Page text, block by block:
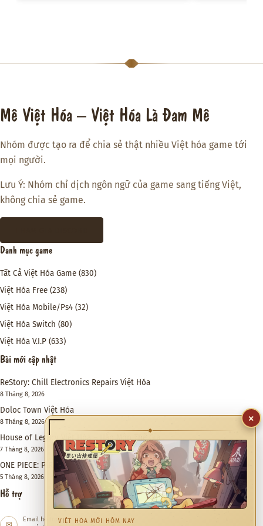
Mê Việt Hóa – Việt Hóa Là Đam Mê
Nhóm được tạo ra để chia sẻ thật nhiều Việt hóa game tới
mọi người.
Lưu Ý: Nhóm chỉ dịch ngôn ngữ của game sang tiếng Việt,
không chia sẻ game.
Danh mục game
Tất Cả Việt Hóa Game (830)
Việt Hóa Free (238)
Việt Hóa Mobile/Ps4 (32)
Việt Hóa Switch (80)
Việt Hóa V.I.P (633)
Bài mới cập nhật
ReStory: Chill Electronics Repairs Việt Hóa
8 Tháng 8, 2026
Doloc Town Việt Hóa
8 Tháng 8, 2026
House of Legacy Việt Hóa – Hào Môn Thế Gia
7 Tháng 8, 2026
ONE PIECE: PIRATE WARRIORS 4 Việt Hóa
5 Tháng 8, 2026
Hỗ trợ
Email hỗ trợ
×
◆